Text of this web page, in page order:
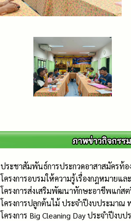
ประชาสัมพันธ์การประกวดอาสาสมัครท้
โครงการอบรมให้ความรู้เรื่องกฎหมายแ
โครงการส่งเสริมพัฒนาทักษะอาชีพแก่ส
โครงการปลูกต้นไม้ ประจำปีงบประมาณ
โครงการ Big Cleaning Day ประจำปีง